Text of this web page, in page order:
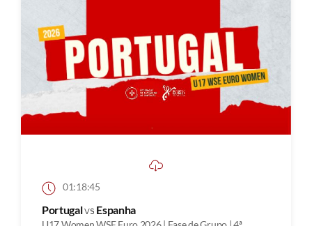
01:18:45
Portugalvs Espanha